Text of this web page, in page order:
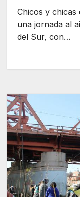
Chicos y chicas
una jornada al
del Sur, con…